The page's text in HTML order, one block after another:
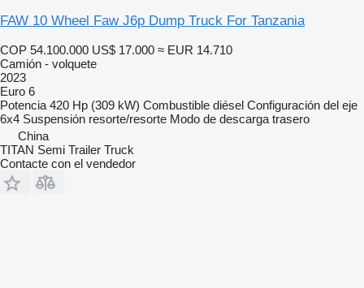
FAW 10 Wheel Faw J6p Dump Truck For Tanzania
COP 54.100.000 US$ 17.000 ≈ EUR 14.710
Camión - volquete
2023
Euro 6
Potencia 420 Hp (309 kW) Combustible diésel Configuración del eje
6x4 Suspensión resorte/resorte Modo de descarga trasero
China
TITAN Semi Trailer Truck
Contacte con el vendedor